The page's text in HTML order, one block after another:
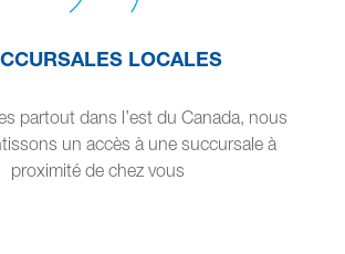
LOCALES
partout dans l’est du Canada, nous
un accès à une succursale à
proximité de chez vous